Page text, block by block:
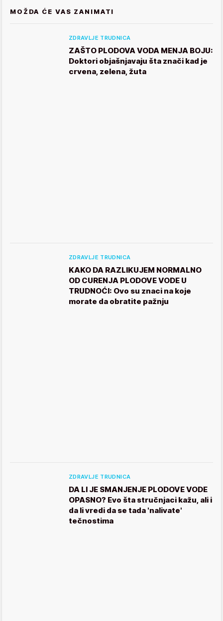
MOŽDA ĆE VAS ZANIMATI
ZDRAVLJE TRUDNICA
ZAŠTO PLODOVA VODA MENJA BOJU:
Doktori objašnjavaju šta znači kad je
crvena, zelena, žuta
ZDRAVLJE TRUDNICA
KAKO DA RAZLIKUJEM NORMALNO
OD CURENJA PLODOVE VODE U
TRUDNOĆI: Ovo su znaci na koje
morate da obratite pažnju
ZDRAVLJE TRUDNICA
DA LI JE SMANJENJE PLODOVE VODE
OPASNO? Evo šta stručnjaci kažu, ali i
da li vredi da se tada 'nalivate'
tečnostima